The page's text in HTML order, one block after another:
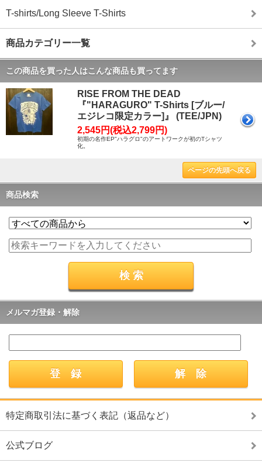
T-shirts/Long Sleeve T-Shirts
商品カテゴリー一覧
この商品を買った人はこんな商品も買ってます
RISE FROM THE DEAD
『"HARAGURO" T-Shirts [ブルー/
エジレコ限定カラー]』 (TEE/JPN)
2,545円(税込2,799円)
初期の名作EP"ハラグロ"のアートワークが初のTシャツ
化。
ページの先頭へ戻る
商品検索
メルマガ登録・解除
特定商取引法に基づく表記（返品など）
公式ブログ